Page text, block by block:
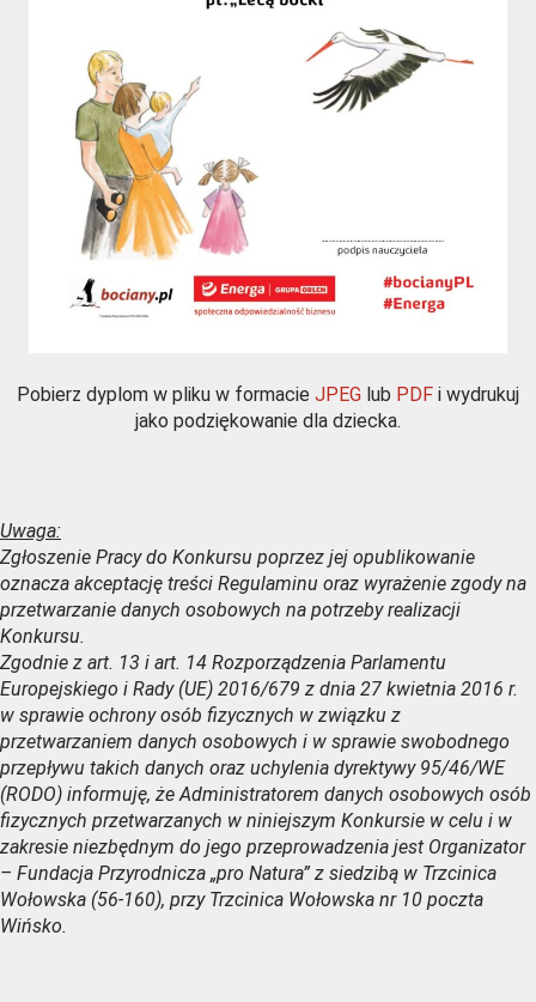
Pobierz dyplom w pliku w formacie JPEG lub PDF i wydrukuj
jako podziękowanie dla dziecka.
Uwaga:
Zgłoszenie Pracy do Konkursu poprzez jej opublikowanie
oznacza akceptację treści Regulaminu oraz wyrażenie zgody na
przetwarzanie danych osobowych na potrzeby realizacji
Konkursu.
Zgodnie z art. 13 i art. 14 Rozporządzenia Parlamentu
Europejskiego i Rady (UE) 2016/679 z dnia 27 kwietnia 2016 r.
w sprawie ochrony osób fizycznych w związku z
przetwarzaniem danych osobowych i w sprawie swobodnego
przepływu takich danych oraz uchylenia dyrektywy 95/46/WE
(RODO) informuję, że Administratorem danych osobowych osób
fizycznych przetwarzanych w niniejszym Konkursie w celu i w
zakresie niezbędnym do jego przeprowadzenia jest Organizator
– Fundacja Przyrodnicza „pro Natura” z siedzibą w Trzcinica
Wołowska (56-160), przy Trzcinica Wołowska nr 10 poczta
Wińsko.